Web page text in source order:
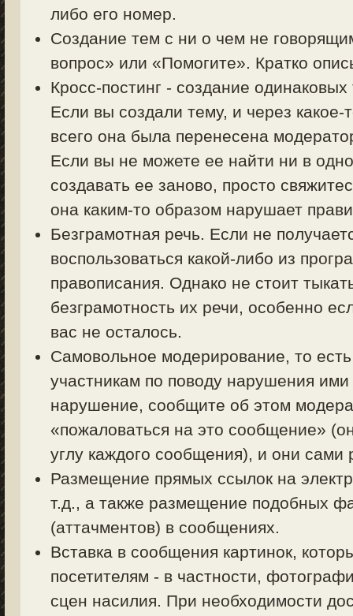
либо его номер.
Создание тем с ни о чем не
вопрос» или «Помогите». Кратко
Кросс-постинг - создание
Если вы создали тему, и через
всего она была перенесена
Если вы не можете ее найти ни в
создавать ее заново, просто
она каким-то образом нарушает
Безграмотная речь. Если не
воспользоваться какой-либо из
правописания. Однако не стоит
безграмотность их речи, особенно
вас не осталось.
Самовольное модерирование, то
участникам по поводу нарушения
нарушение, сообщите об этом
«пожаловаться на это сообщение»
углу каждого сообщения), и они сами
Размещение прямых ссылок на
т.д., а также размещение подобных
(аттачментов) в сообщениях.
Вставка в сообщения картинок,
посетителям - в частности,
сцен насилия. При необходимости